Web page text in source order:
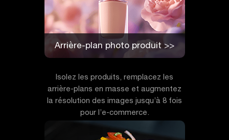
Arrière-plan photo produit >>
Isolez les produits, remplacez les
arrière-plans en masse et augmentez
la résolution des images jusqu’à 8 fois
pour l’e-commerce.